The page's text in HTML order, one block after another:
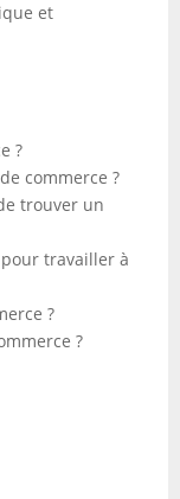
et
?
commerce ?
trouver un
travailler à
?
?